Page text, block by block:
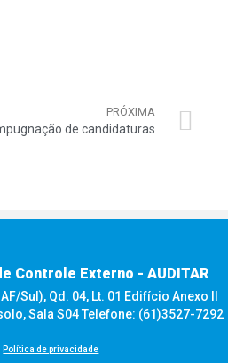
PRÓXIMA
de candidaturas
Controle Externo - AUDITAR
Sul), Qd. 04, Lt. 01 Edifício Anexo II
Sala S04 Telefone: (61)3527-7292
Política de privacidade